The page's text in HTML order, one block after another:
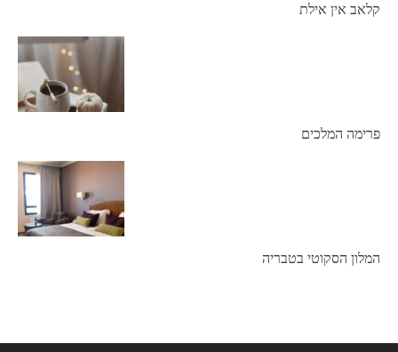
קלאב אין אילת
פרימה המלכים
המלון הסקוטי בטבריה